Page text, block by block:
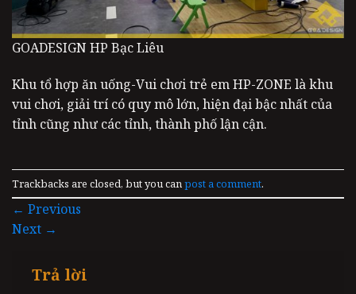
GOADESIGN HP Bạc Liêu
Khu tổ hợp ăn uống-Vui chơi trẻ em HP-ZONE là khu
vui chơi, giải trí có quy mô lớn, hiện đại bậc nhất của
tỉnh cũng như các tỉnh, thành phố lận cận.
Trackbacks are closed, but you canpost a comment.
← Previous
Next →
Trả lời